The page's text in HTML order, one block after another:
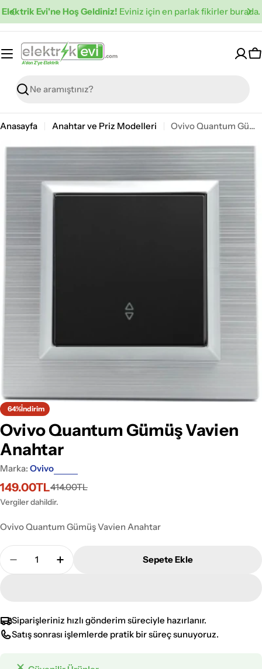
İçeriğe
Elektrik Evi'ne Hoş Geldiniz! Eviniz için en parlak fikirler burada.
Ara
Anasayfa Anahtar ve Priz Modelleri Ovivo Quantum Gümüş Vavien Anahtar
64%İndirim
Ovivo Quantum Gümüş Vavien
Anahtar
Marka: Ovivo
İndirimli
fiyat
149.00TL
Normal
fiyat
414.00TL
Vergiler dahildir.
Ovivo Quantum Gümüş Vavien Anahtar
Adet
Ovivo Quantum Gümüş Vavien Anahtar Adedini
Ovivo Quantum Gümüş Vavien Anahtar
Sepete Ekle
Siparişleriniz hızlı gönderim süreciyle hazırlanır.
Satış sonrası işlemlerde pratik bir süreç sunuyoruz.